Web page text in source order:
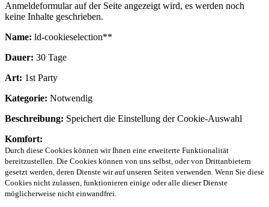
Anmeldeformular auf der Seite angezeigt wird, es werden noch
keine Inhalte geschrieben.
Name: ld-cookieselection**
Dauer: 30 Tage
Art: 1st Party
Kategorie: Notwendig
Beschreibung: Speichert die Einstellung der Cookie-Auswahl
Komfort:
Durch diese Cookies können wir Ihnen eine erweiterte Funktionalität
bereitzustellen. Die Cookies können von uns selbst, oder von Drittanbietern
gesetzt werden, deren Dienste wir auf unseren Seiten verwenden. Wenn Sie diese
Cookies nicht zulassen, funktionieren einige oder alle dieser Dienste
möglicherweise nicht einwandfrei.